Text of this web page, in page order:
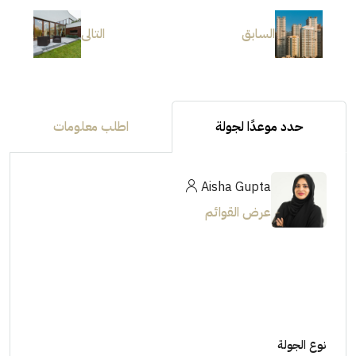
السابق التالى
حدد موعدًا لجولة اطلب معلومات
Aisha Gupta
عرض القوائم
نوع الجولة